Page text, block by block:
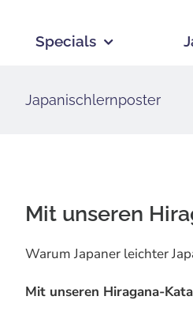
Specials
Japanischlernposter
Mit unseren
Warum Japaner leichter
Mit unseren Hiragana-